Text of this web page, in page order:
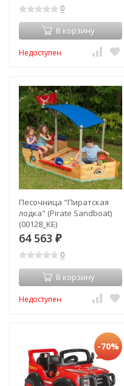
0
В корзину
Недоступен
Песочница "Пиратская
лодка" (Pirate Sandboat)
(00128_KE)
64 563 ₽
0
В корзину
Недоступен
-70%